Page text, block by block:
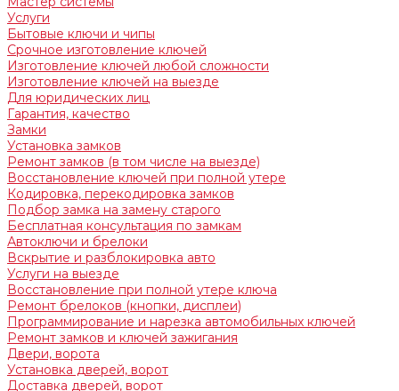
Услуги
Бытовые ключи и чипы
Срочное изготовление ключей
Изготовление ключей любой сложности
Изготовление ключей на выезде
Для юридических лиц
Гарантия, качество
Замки
Установка замков
Ремонт замков (в том числе на выезде)
Восстановление ключей при полной утере
Кодировка, перекодировка замков
Подбор замка на замену старого
Бесплатная консультация по замкам
Автоключи и брелоки
Вскрытие и разблокировка авто
Услуги на выезде
Восстановление при полной утере ключа
Ремонт брелоков (кнопки, дисплеи)
Программирование и нарезка автомобильных ключей
Ремонт замков и ключей зажигания
Двери, ворота
Установка дверей, ворот
Доставка дверей, ворот